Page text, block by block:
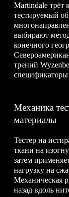
Martindale трёт
тестируемый
выбирают
конечного
трений
спецификаторы
Механика
материалы
Тестер на
ткани на
затем
нагрузку на
Механическая
назад вдоль